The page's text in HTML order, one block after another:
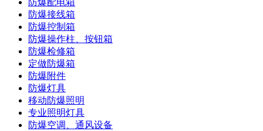
防爆接线箱
防爆控制箱
防爆操作柱、按钮箱
防爆检修箱
定做防爆箱
防爆附件
防爆灯具
移动防爆照明
专业照明灯具
防爆空调、通风设备